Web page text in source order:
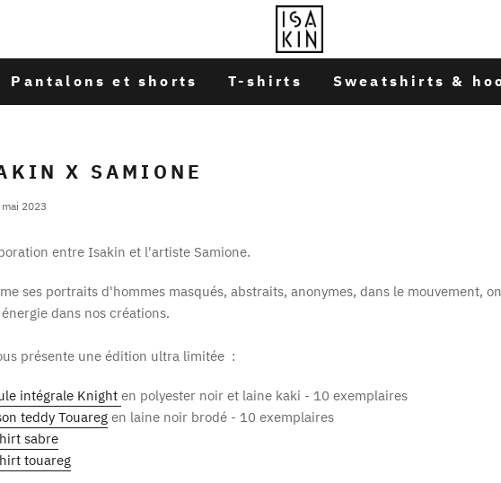
Pantalons et shorts T-shirts Sweatshirts &
X SAMIONE
2023
entre Isakin et l'artiste Samione.
ses portraits d'hommes masqués, abstraits, anonymes, dans le mouvement,
dans nos créations.
présente une édition ultra limitée :
intégrale Knight en polyester noir et laine kaki - 10 exemplaires
teddy Touareg en laine noir brodé - 10 exemplaires
sabre
touareg